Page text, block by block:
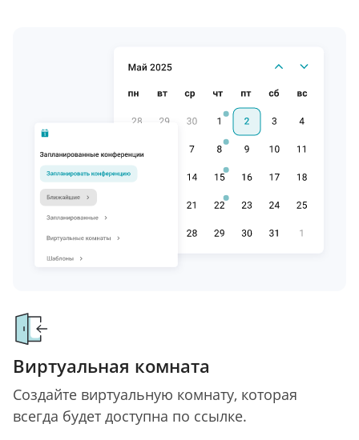
Виртуальная комната
Создайте виртуальную комнату, которая
всегда будет доступна по ссылке.